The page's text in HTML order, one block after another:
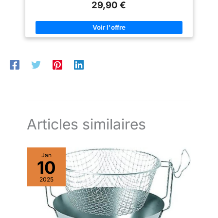
avec des ingrédients durs comme les glaçons ou les fruits
inoxydable résiste au temps, est facile à nettoyer, et apporte
une touche moderne à votre cuisine GRANDE CAPACITÉ de 570
ML : Préparez smoothies, boissons protéinées, jus, soupes,
29,90 €
Articles similaires
Jan
10
2025